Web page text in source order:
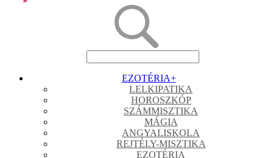
EZOTÉRIA+
LELKIPATIKA
HOROSZKÓP
SZÁMMISZTIKA
MÁGIA
ANGYALISKOLA
REJTÉLY-MISZTIKA
EZOTÉRIA